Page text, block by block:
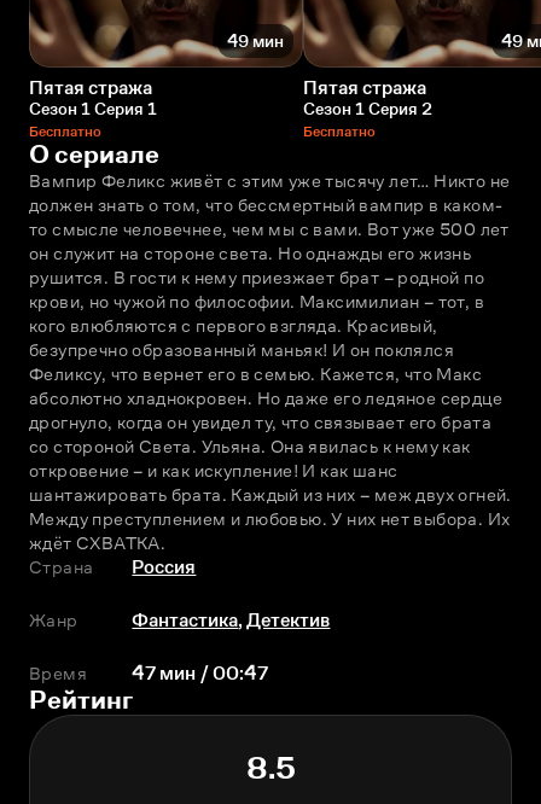
49 мин
Пятая стража
Сезон 1 Серия 1
Бесплатно
49
Пятая стража
Сезон 1 Серия 2
Бесплатно
О сериале
Вампир Феликс живёт с этим уже тысячу лет… Никто не
должен знать о том, что бессмертный вампир в каком-
то смысле человечнее, чем мы с вами. Вот уже 500 лет
он служит на стороне света. Но однажды его жизнь
рушится. В гости к нему приезжает брат – родной по
крови, но чужой по философии. Максимилиан – тот, в
кого влюбляются с первого взгляда. Красивый,
безупречно образованный маньяк! И он поклялся
Феликсу, что вернет его в семью. Кажется, что Макс
абсолютно хладнокровен. Но даже его ледяное сердце
дрогнуло, когда он увидел ту, что связывает его брата
со стороной Света. Ульяна. Она явилась к нему как
откровение – и как искупление! И как шанс
шантажировать брата. Каждый из них – меж двух огней.
Между преступлением и любовью. У них нет выбора. Их
ждёт СХВАТКА.
Страна
Россия
Жанр Фантастика,Детектив
Время 47 мин / 00:47
Рейтинг
8.5